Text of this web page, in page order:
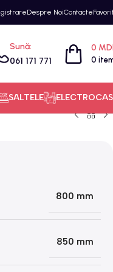
Despre NoiContacte
Sună:
061 171 771 0
0
SALTELE
800 mm
850 mm